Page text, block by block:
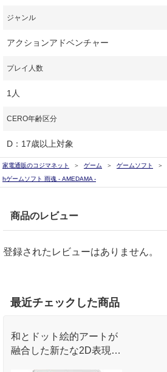
ジャンル
アクションアドベンチャー
プレイ人数
1人
CERO年齢区分
D：17歳以上対象
家電通販のコジマネット ゲーム ゲームソフト
hゲームソフト 雨魂 - AMEDAMA -
商品のレビュー
登録されたレビューはありません。
最近チェックした商品
和とドット絵的アートが
融合した新たな2D表現を